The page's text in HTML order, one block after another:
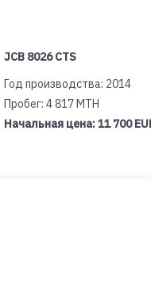
JCB 8026 CTS
Год производства: 2014
Пробег: 4 817 MTH
Начальная цена:11 700